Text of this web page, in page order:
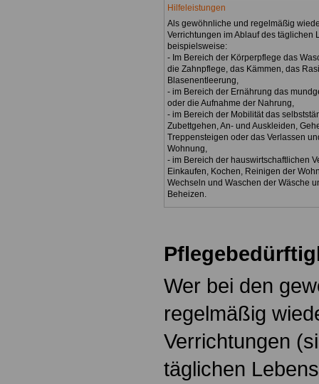
Hilfeleistungen
Als gewöhnliche und regelmäßig
Verrichtungen im Ablauf des täglichen
beispielsweise:
- Im Bereich der Körperpflege das
die Zahnpflege, das Kämmen, das
Blasenentleerung,
- im Bereich der Ernährung das
oder die Aufnahme der Nahrung,
- im Bereich der Mobilität das
Zubettgehen, An- und Auskleiden,
Treppensteigen oder das Verlassen
Wohnung,
- im Bereich der hauswirtschaftlichen
Einkaufen, Kochen, Reinigen der
Wechseln und Waschen der Wäsche
Beheizen.
Wer bei den
regelmäßig
Verrichtungen
täglichen